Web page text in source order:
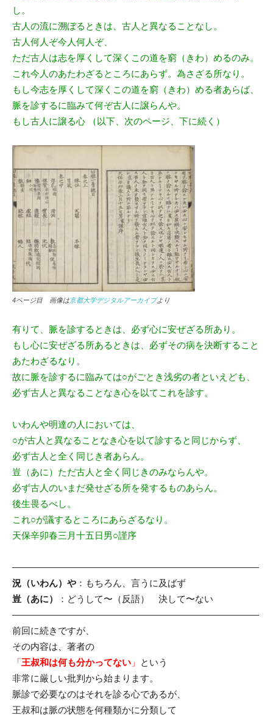
し。
古人の流に溯ぼるときは、古人と異なることなし。
古人何人ぞ今人何人ぞ、
ただ古人は志を厚くして深くこの道を窮（きわ）めるのみ。
これ今人のあたわざるところにあらず。為さざる所なり。
もし今志を厚くして深くこの道を窮（きわ）める者あらば、
脈を診するに臨みて何ぞ古人に譲らんや。
もし古人に譲る心 （以下、次のページ、下に続く）
4ページ目 画像は京都大学デジタルアーカイブより
有りて、脈を診するときは、必ず心に安ぜざる所あり。
もし心に安ぜざる所あるときは、必ずその病を決断すること
あたわざるなり。
故に脈を診するに臨みては○がごとき浅劣の者といえども、
必ず古人と異なることなき心を以てこれを診す。
いわんや明達の人においては、
○が古人と異なることなき心を以て診すると同じからず、
必ず古人と全く同じき者あらん。
豈（あに）ただ古人と全く同じきのみならんや。
必ず古人のいまだ発せざる所を発するものあらん。
後生畏るべし。
これ○が議するところにあらざるなり。
天保辛卯春三月十五日男○謹序
———————————————————————————
況（いわん）や ：もちろん、言うに及ばず
豈（あに）
：どうして〜（反語） 決して〜ない
———————————————————————————
前回に続きですが、
その内容は、著者の
「王叔和は何も分かってない 」
という
非常に厳しい批判から始まります。
脈診で必要なのはそれを診る心であるが、
王叔和は脈の状態を何種類かに分類して